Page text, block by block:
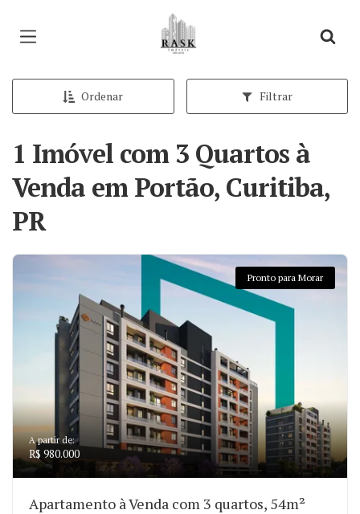
Página inicial
Ordenar Filtrar
1 Imóvel com 3 Quartos à
Venda em Portão, Curitiba,
PR
Pronto para Morar
A partir de:
R$ 980.000
Apartamento à Venda com 3 quartos, 54m²